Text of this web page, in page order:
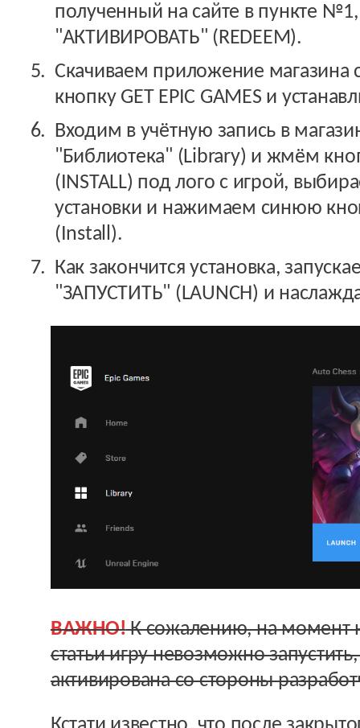
полученный на сайте в пункте
"АКТИВИРОВАТЬ" (REDEEM).
Скачиваем приложение
кнопку GET EPIC GAMES и
Входим в учётную запись в
"Библиотека" (Library) и жмём
(INSTALL) под лого с игрой,
установки и нажимаем синюю
(Install).
Как закончится установка,
"ЗАПУСТИТЬ" (LAUNCH) и
ВАЖНО!К сожалению, на момент
статьи игру невозможно
активирована со стороны